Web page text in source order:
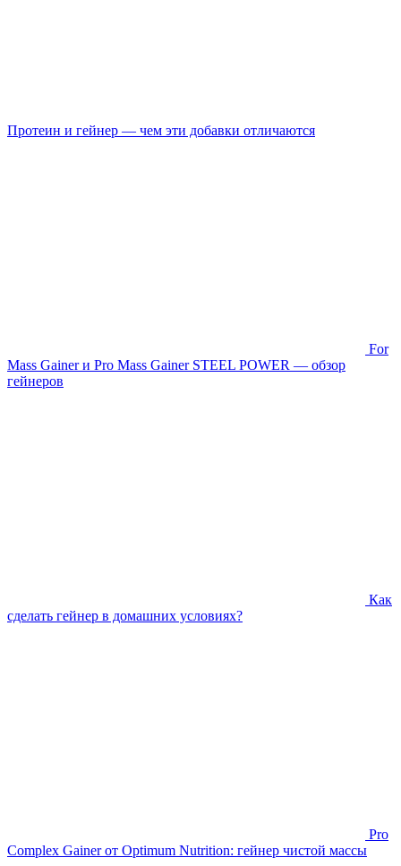
Протеин и гейнер — чем эти добавки отличаются
For
Mass Gainer и Pro Mass Gainer STEEL POWER — обзор
гейнеров
Как
сделать гейнер в домашних условиях?
Pro
Complex Gainer от Optimum Nutrition: гейнер чистой массы